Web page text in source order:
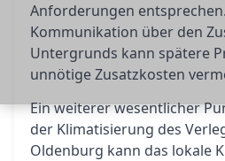
Anforderungen
Kommunikation über den
Untergrunds kann spätere
unnötige Zusatzkosten
Ein weiterer wesentlicher
der Klimatisierung des
Oldenburg kann das lokale